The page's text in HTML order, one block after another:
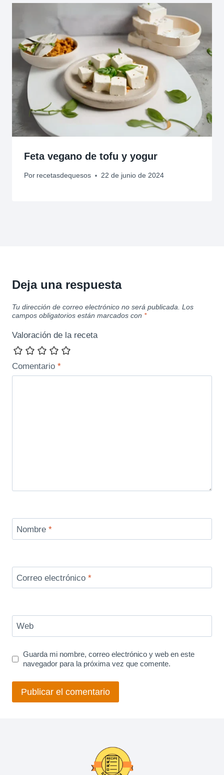
Feta vegano de tofu y yogur
Por recetasdequesos 22 de junio de 2024
Deja una respuesta
Tu dirección de correo electrónico no será publicada. Los
campos obligatorios están marcados con *
Valoración de la receta
Comentario *
Nombre *
Correo electrónico *
Web
Guarda mi nombre, correo electrónico y web en este
navegador para la próxima vez que comente.